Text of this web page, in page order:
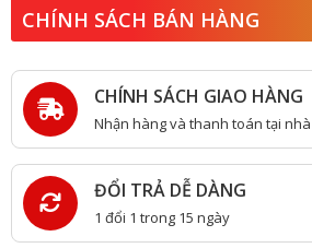
CHÍNH SÁCH BÁN HÀNG
CHÍNH SÁCH GIAO HÀNG
Nhận hàng và thanh toán tại nhà
ĐỔI TRẢ DỄ DÀNG
1 đổi 1 trong 15 ngày